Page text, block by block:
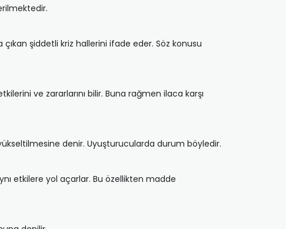
şiddetli kriz hallerini ifade eder. Söz konusu
ve zararlarını bilir. Buna rağmen ilaca karşı
denir. Uyuşturucularda durum böyledir.
etkilere yol açarlar. Bu özellikten madde